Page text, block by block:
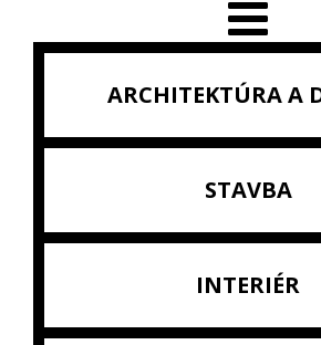
ARCHITEKTÚRA A
STAVBA
INTERIÉR